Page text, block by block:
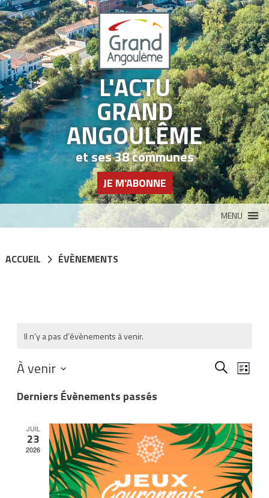
L'ACTU
GRAND
ANGOULÊME
et ses 38 communes
JE M'ABONNE
MENU
ACCUEIL ÉVÈNEMENTS
Il n’y a pas d’évènements à venir.
de
vues
Recherche
Liste
À venir
une
Derniers Évènements passés
JUIL
23
2026
Panneau de gestion des cookies